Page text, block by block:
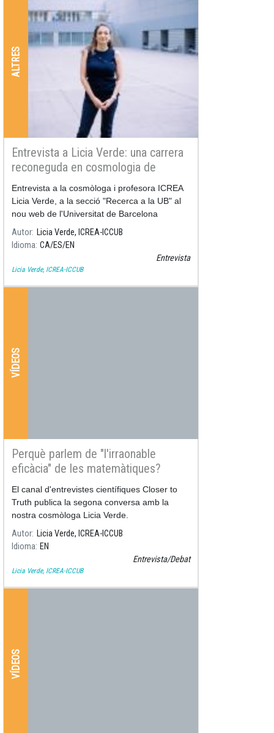
ALTRES
Entrevista a Licia Verde: una carrera
reconeguda en cosmologia de
precisió
Entrevista a la cosmòloga i profesora ICREA
Licia Verde, a la secció "Recerca a la UB" al
nou web de l'Universitat de Barcelona
Autor Licia Verde, ICREA-ICCUB
Idioma CA ES EN
Entrevista
Licia Verde, ICREA-ICCUB
VÍDEOS
Perquè parlem de "l'irraonable
eficàcia" de les matemàtiques?
El canal d'entrevistes científiques Closer to
Truth publica la segona conversa amb la
nostra cosmòloga Licia Verde.
Autor Licia Verde, ICREA-ICCUB
Idioma EN
Entrevista/Debat
Licia Verde, ICREA-ICCUB
VÍDEOS